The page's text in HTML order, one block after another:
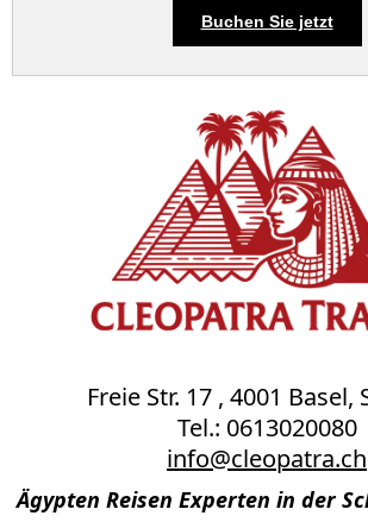
Buchen Sie jetzt
Freie Str. 17 , 4001 Basel,
Tel.: 0613020080
info@cleopatra.ch
Ägypten Reisen Experten in der